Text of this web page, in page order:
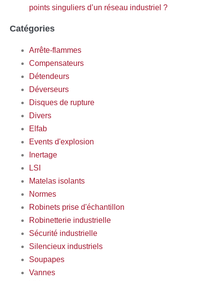
points singuliers d’un réseau industriel ?
Catégories
Arrête-flammes
Compensateurs
Détendeurs
Déverseurs
Disques de rupture
Divers
Elfab
Events d'explosion
Inertage
LSI
Matelas isolants
Normes
Robinets prise d'échantillon
Robinetterie industrielle
Sécurité industrielle
Silencieux industriels
Soupapes
Vannes